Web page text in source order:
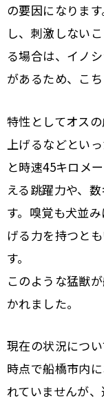
の要因になりま
し、刺激しない
る場合は、イノ
があるため、こ
特性としてオス
上げるなどとい
と時速45キロメ
える跳躍力や、
す。嗅覚も犬並
げる力を持つと
す。
このような猛獣
かれました。
現在の状況につ
時点で船橋市内
れていませんが